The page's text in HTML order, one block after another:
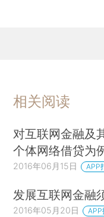
相关阅读
对互联网金融及
个体网络借贷为
2016年06月15日 APP
发展互联网金融
2016年05月20日 APP